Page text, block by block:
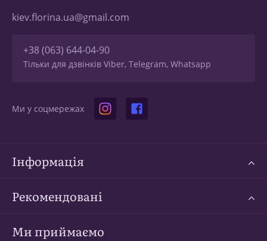
kiev.florina.ua@gmail.com
+38 (063) 644-04-90
Тільки для дзвінків Viber, Telegram, Whatsapp
Ми у соцмережах
Інформація
Рекомендовані
Ми приймаємо